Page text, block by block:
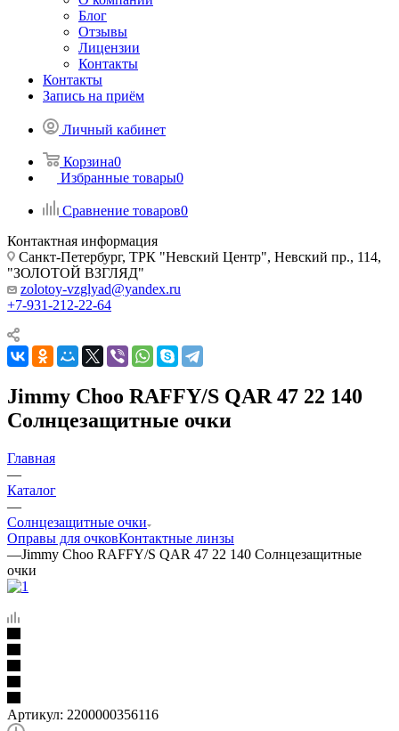
Блог
Отзывы
Лицензии
Контакты
Контакты
Запись на приём
Личный кабинет
Корзина0
Избранные товары0
Сравнение товаров0
Контактная информация
Санкт-Петербург, ТРК "Невский Центр", Невский пр., 114,
"ЗОЛОТОЙ ВЗГЛЯД"
zolotoy-vzglyad@yandex.ru
+7-931-212-22-64
Jimmy Choo RAFFY/S QAR 47 22 140
Солнцезащитные очки
Главная
—
Каталог
—
Солнцезащитные очки
Оправы для очковКонтактные линзы
—Jimmy Choo RAFFY/S QAR 47 22 140 Солнцезащитные
очки
Артикул: 2200000356116